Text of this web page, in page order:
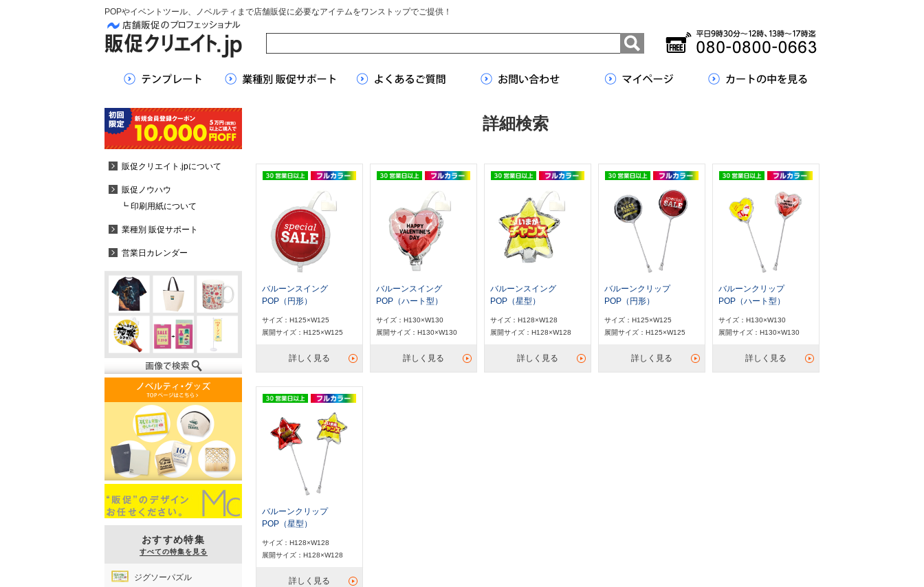
POPやイベントツール、ノベルティまで店舗販促に必要なアイテムをワンストップでご提供！
詳細検索
バルーンスイング
POP（円形）
サイズ：H125×W125
展開サイズ：H125×W125
詳しく見る
バルーンスイング
POP（ハート型）
サイズ：H130×W130
展開サイズ：H130×W130
詳しく見る
バルーンスイング
POP（星型）
サイズ：H128×W128
展開サイズ：H128×W128
詳しく見る
バルーンクリップ
POP（円形）
サイズ：H125×W125
展開サイズ：H125×W125
詳しく見る
バルーンクリップ
POP（ハート型）
サイズ：H130×W130
展開サイズ：H130×W130
詳しく見る
バルーンクリップ
POP（星型）
サイズ：H128×W128
展開サイズ：H128×W128
詳しく見る
販促クリエイト.jpについて
販促ノウハウ
┗ 印刷用紙について
業種別 販促サポート
営業日カレンダー
おすすめ特集
すべての特集を見る
ジグソーパズル